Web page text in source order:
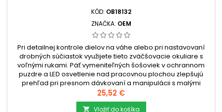
KÓD: OB18132
ZNAČKA: OEM
Pri detailnej kontrole dielov na váhe alebo pri nastavovaní
drobných súčiastok využijete tieto zväčšovacie okuliare s
voľnými rukami. Päť vymeniteľných šošoviek v ochrannom
puzdre a LED osvetlenie nad pracovnou plochou zlepšujú
prehľad pri presnom dávkovaní a manipulácii s malými
predmetmi.check_circleTyp: Okuliare so zväčšovacími
šošovkami a...
Cena
25,52 €
 Vložiť do košíka